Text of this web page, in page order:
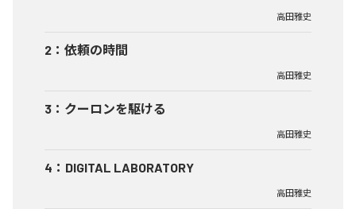
高田雅史
2 ： 依頼の時間
高田雅史
3 ： クーロンを駆ける
高田雅史
4 ： DIGITAL LABORATORY
高田雅史